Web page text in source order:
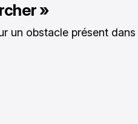
»
un obstacle présent dans